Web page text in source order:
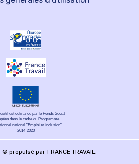
est cofinancé par le Fonds Social
dans le cadre du Programme
national "Emploi et inclusion"
2014-2020
propulsé par FRANCE TRAVAIL